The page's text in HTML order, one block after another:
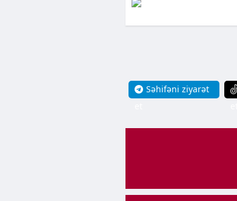
Səhifəni ziyarət